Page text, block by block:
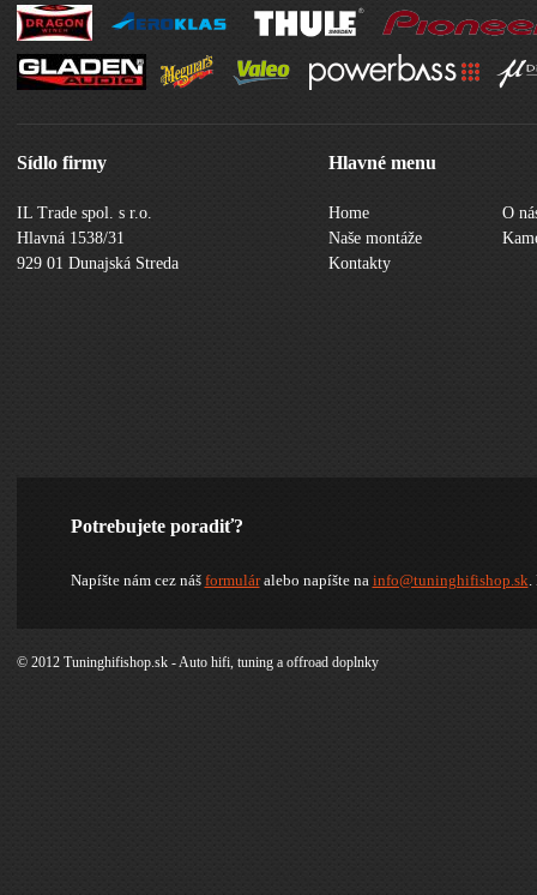
Sídlo firmy
IL Trade spol. s r.o.
Hlavná 1538/31
929 01 Dunajská Streda
Hlavné menu
Home
O
Naše montáže
Kontakty
Potrebujete poradiť?
Napíšte nám cez náš formuláralebo napíšte na info@tuninghifishop.sk.
© 2012 Tuninghifishop.sk - Auto hifi, tuning a offroad doplnky